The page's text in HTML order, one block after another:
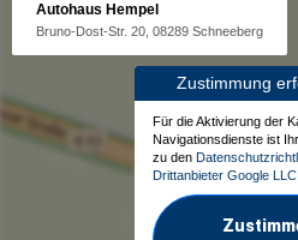
Autohaus Hempel
Bruno-Dost-Str. 20, 08289 Schneeberg
Zustimmung
Für die Aktivierung der
Navigationsdienste ist
zu den
Drittanbieter Google LLC